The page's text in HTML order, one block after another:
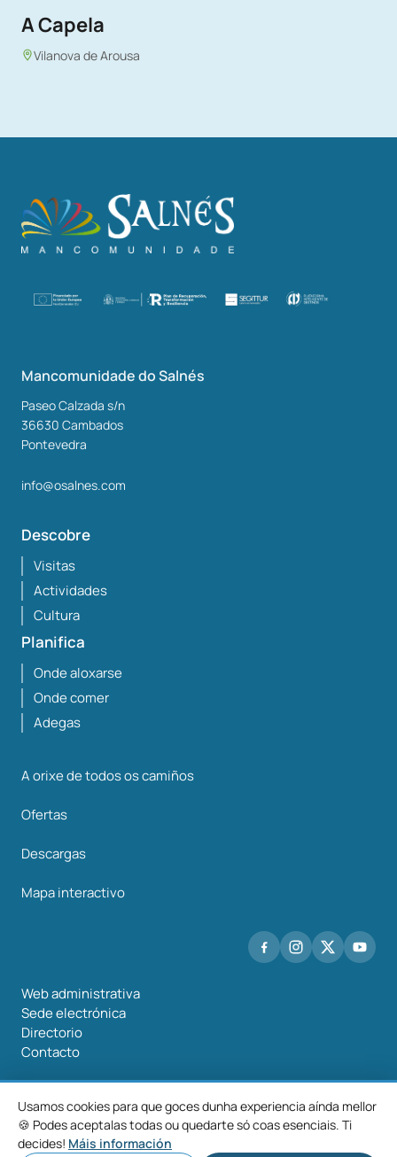
A Capela
Vilanova de Arousa
Mancomunidade do Salnés
Paseo Calzada s/n
36630 Cambados
Pontevedra
info@osalnes.com
Descobre
Visitas
Actividades
Cultura
Planifica
Onde aloxarse
Onde comer
Adegas
A orixe de todos os camiños
Ofertas
Descargas
Mapa interactivo
Web administrativa
Sede electrónica
Directorio
Contacto
©2026 Mancomunidade O Salnés
Aviso
Política de Política de Configurar
Usamos cookies para que goces dunha experiencia aínda mellor
🍪 Podes aceptalas todas ou quedarte só coas esenciais. Ti
decides! Máis información